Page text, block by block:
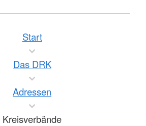
Start
Das DRK
Adressen
Kreisverbände